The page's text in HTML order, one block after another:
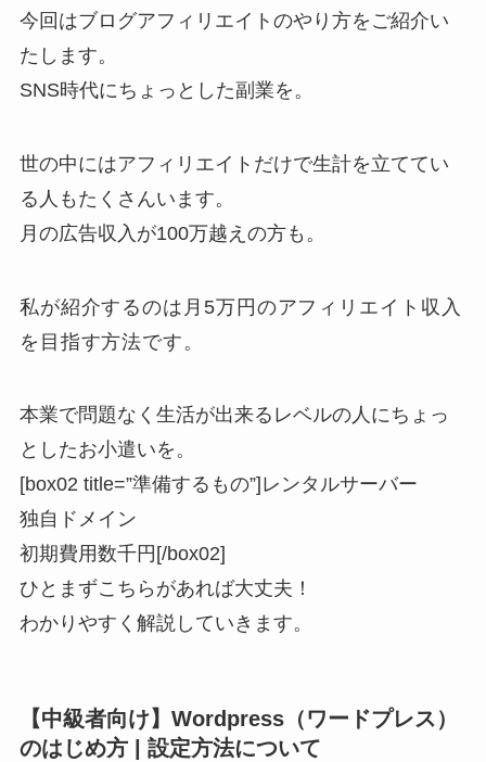
今回はブログアフィリエイトのやり方をご紹介い
たします。
SNS時代にちょっとした副業を。
世の中にはアフィリエイトだけで生計を立ててい
る人もたくさんいます。
月の広告収入が100万越えの方も。
私が紹介するのは月5万円のアフィリエイト収入
を目指す方法です。
本業で問題なく生活が出来るレベルの人にちょっ
としたお小遣いを。
[box02 title=”準備するもの”]レンタルサーバー
独自ドメイン
初期費用数千円[/box02]
ひとまずこちらがあれば大丈夫！
わかりやすく解説していきます。
【中級者向け】Wordpress（ワードプレス）
のはじめ方 | 設定方法について